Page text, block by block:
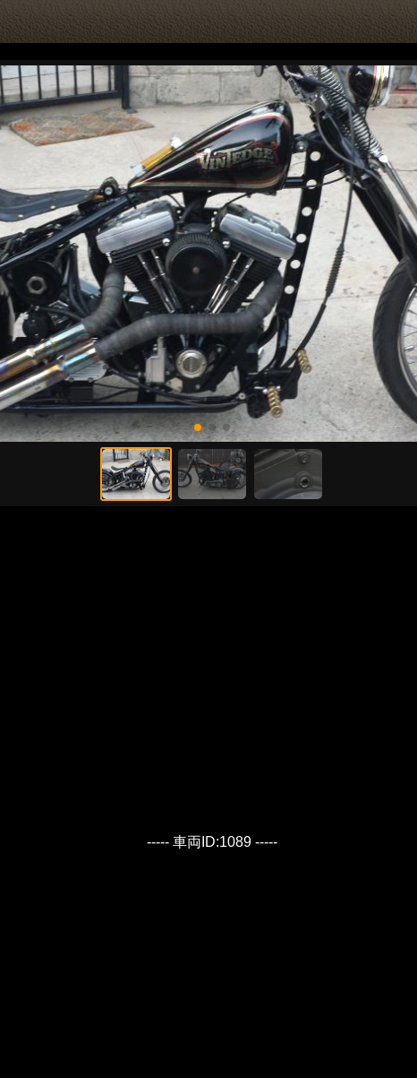
----- 車両ID:1089 -----